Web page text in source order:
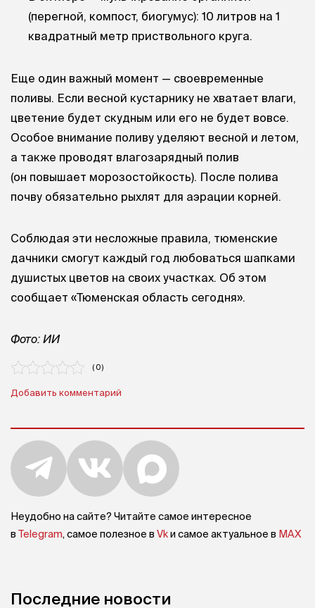
(перегной, компост, биогумус): 10 литров на 1
квадратный метр приствольного круга.
Еще один важный момент — своевременные
поливы. Если весной кустарнику не хватает влаги,
цветение будет скудным или его не будет вовсе.
Особое внимание поливу уделяют весной и летом,
а также проводят влагозарядный полив
(он повышает морозостойкость). После полива
почву обязательно рыхлят для аэрации корней.
Соблюдая эти несложные правила, тюменские
дачники смогут каждый год любоваться шапками
душистых цветов на своих участках. Об этом
сообщает «Тюменская область сегодня».
Фото: ИИ
( 0 )
Добавить комментарий
Неудобно на сайте? Читайте самое интересное
в Telegram, самое полезное в Vkи самое актуальное в MAX
Последние новости